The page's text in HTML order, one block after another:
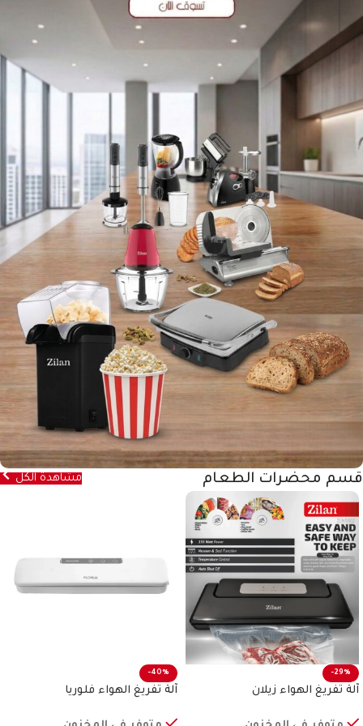
قسم محضرات الطعام مشاهدة الكل
-29%
آلة تفريغ الهواء زيلان
-40%
آلة تفريغ الهواء فلوريا